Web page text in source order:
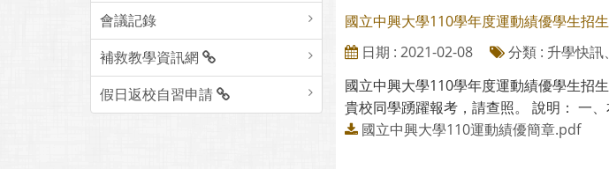
會議記錄
補救教學資訊網
假日返校自習申請
國立中興大學110學年度運動績優學生招生
日期 : 2021-02-08
分類 : 升學快訊、
國立中興大學110學年度運動績優學生招
貴校同學踴躍報考，請查照。 說明： 一
國立中興大學110運動績優簡章.pdf